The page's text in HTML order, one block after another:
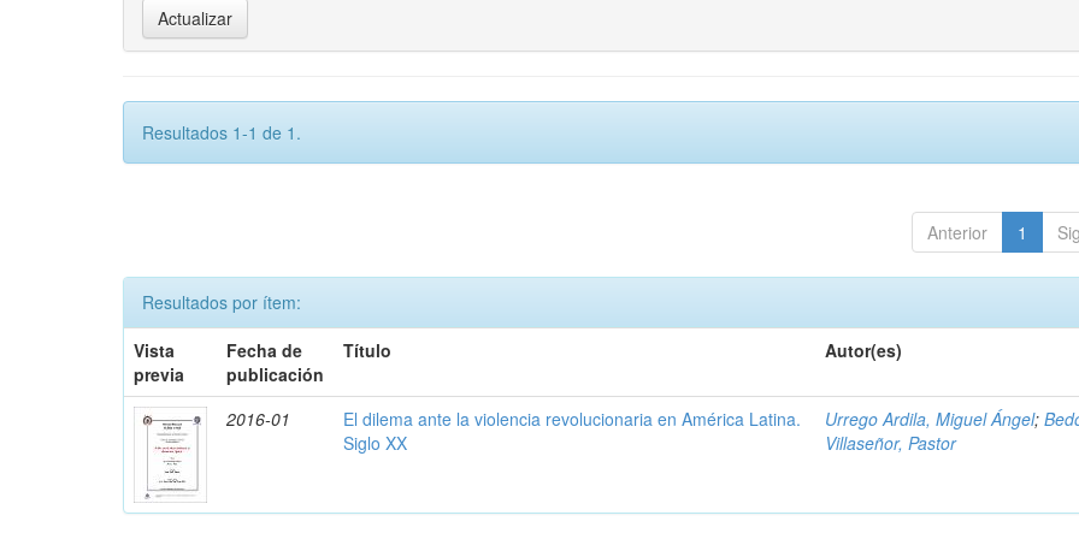
Resultados 1-1 de 1.
Anterior 1
Resultados por ítem:
Vista
previa
Fecha de
publicación
Título Autor(es)
2016-01
El dilema ante la violencia revolucionaria en América Latina.
Siglo XX
Urrego Ardila, Miguel Ángel;
Villaseñor, Pastor